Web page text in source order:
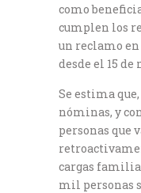
como
cumplen los
un reclamo
desde el 15 de
Se estima
nóminas, y
personas que
cargas
mil personas